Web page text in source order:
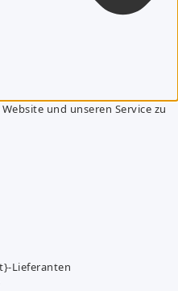
und unseren Service zu
Lieferanten